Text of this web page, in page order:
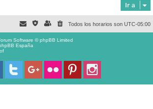
Ir a
Todos los horarios son UTC-05:00
Software © phpBB Limited
España